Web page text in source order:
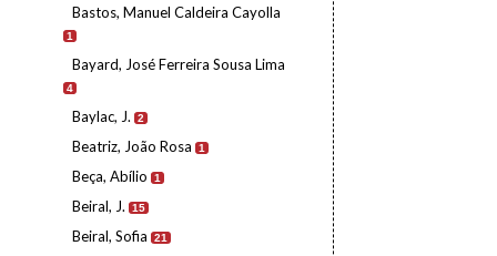
Bastos, Manuel Caldeira Cayolla
1
Bayard, José Ferreira Sousa Lima
4
Baylac, J. 2
Beatriz, João Rosa 1
Beça, Abílio 1
Beiral, J. 15
Beiral, Sofia 21